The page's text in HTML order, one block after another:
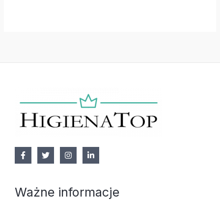
Ważne informacje